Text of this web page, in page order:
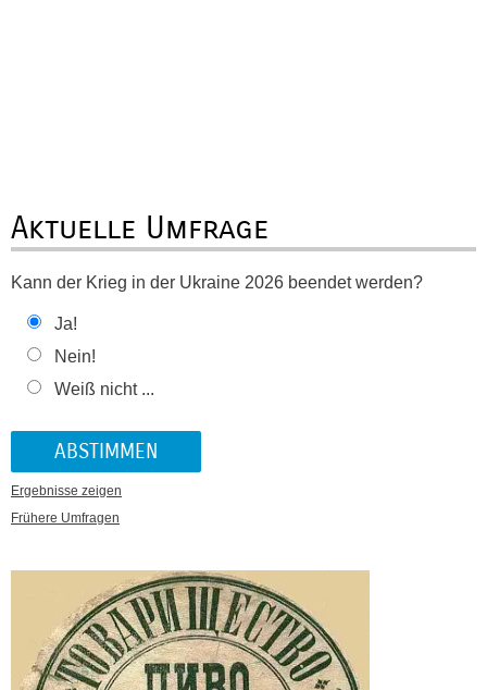
Aktuelle Umfrage
Kann der Krieg in der Ukraine 2026 beendet werden?
Ja!
Nein!
Weiß nicht ...
Ergebnisse zeigen
Frühere Umfragen